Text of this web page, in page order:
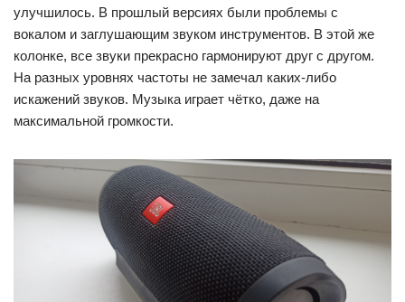
улучшилось. В прошлый версиях были проблемы с
вокалом и заглушающим звуком инструментов. В этой же
колонке, все звуки прекрасно гармонируют друг с другом.
На разных уровнях частоты не замечал каких-либо
искажений звуков. Музыка играет чётко, даже на
максимальной громкости.